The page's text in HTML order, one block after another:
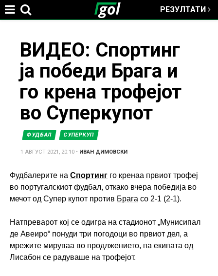
РЕЗУЛТАТИ
here
ВИДЕО: Спортинг
ја победи Брага и
го крена трофејот
во Суперкупот
ФУДБАЛ СУПЕРКУП
1 АВГУСТ 2021, 20:10 • ИВАН ДИМОВСКИ
Фудбалерите на Спортинг го кренаа првиот трофеј
во португалскиот фудбал, откако вчера победија во
мечот од Супер купот против Брага со 2-1 (2-1).
Натпреварот кој се одигра на стадионот „Мунисипал
де Авеиро“ понуди три погодоци во првиот дел, а
мрежите мируваа во продлжението, па екипата од
Лисабон се радуваше на трофејот.